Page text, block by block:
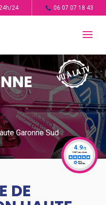
24 06 07 07 18 43
Garonne Sud
DE